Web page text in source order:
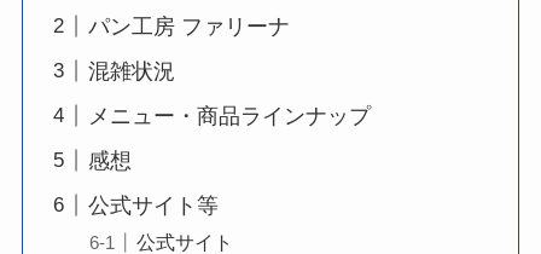
パン工房 ファリーナ
混雑状況
メニュー・商品ラインナップ
感想
公式サイト等
公式サイト